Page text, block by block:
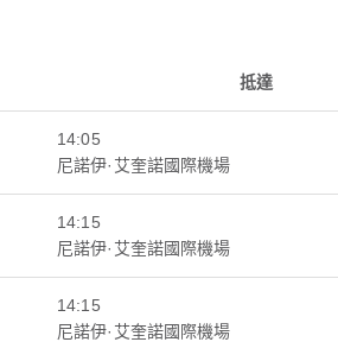
抵達
14:05
尼諾伊·艾奎諾國際機場
14:15
尼諾伊·艾奎諾國際機場
14:15
尼諾伊·艾奎諾國際機場